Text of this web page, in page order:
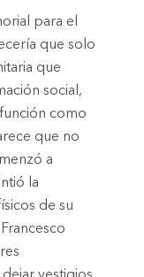
para el
que solo
que
social,
como
que no
a
la
de su